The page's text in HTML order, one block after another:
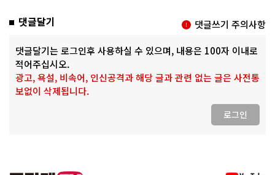
댓글달기 댓글쓰기 주의사항
댓글달기는 로그인후 사용하실 수 있으며, 내용은 100자 이내로
적어주십시오.
광고, 욕설, 비속어, 인신공격과 해당 글과 관련 없는 글은 사전통
보없이 삭제됩니다.
로그인